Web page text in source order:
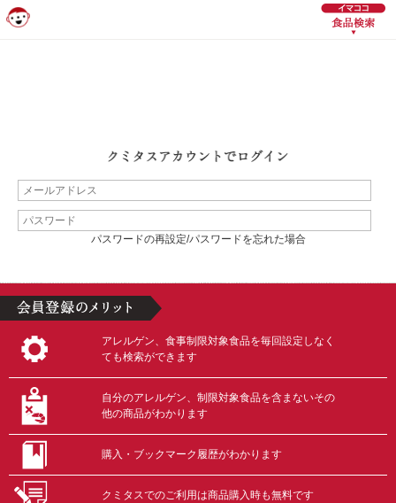
パスワードの再設定/パスワードを忘れた場合
アレルゲン、食事制限対象食品を毎回設定しなく
ても検索ができます
自分のアレルゲン、制限対象食品を含まないその
他の商品がわかります
購入・ブックマーク履歴がわかります
クミタスでのご利用は商品購入時も無料です